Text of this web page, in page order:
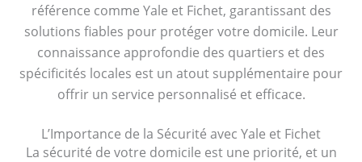
référence comme Yale et Fichet, garantissant des
solutions fiables pour protéger votre domicile. Leur
connaissance approfondie des quartiers et des
spécificités locales est un atout supplémentaire pour
offrir un service personnalisé et efficace.
L’Importance de la Sécurité avec Yale et Fichet
La sécurité de votre domicile est une priorité, et un